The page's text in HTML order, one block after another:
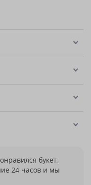
букет,
24 часов и мы